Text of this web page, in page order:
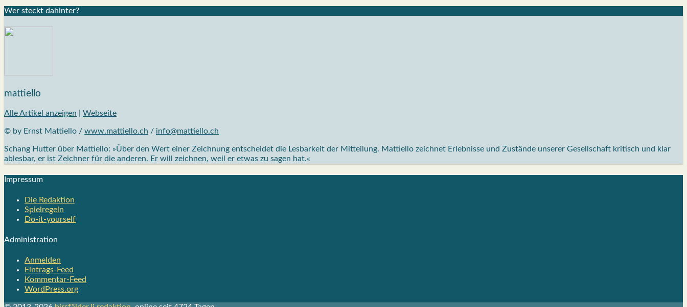
Wer steckt dahin­ter?
mattiello
Alle Artikel anzeigen Webseite
© by Ernst Mattiello / www.mattiello.ch / info@mattiello.ch
Schang Hutter über Mattiello: »Über den Wert einer Zeichnung entscheidet die Lesbarkeit der Mitteilung. Mattiello zeichnet Erlebnisse und Zustände unserer Gesellschaft kritisch und klar
ablesbar, er ist Zeichner für die anderen. Er will zeichnen, weil er etwas zu sagen hat.«
Impres­sum
Die Redak­ti­on
Spiel­re­geln
Do-it-your­s­elf
Admi­nis­tra­ti­on
Anmelden
Eintrags-Feed
Kommentar-Feed
WordPress.org